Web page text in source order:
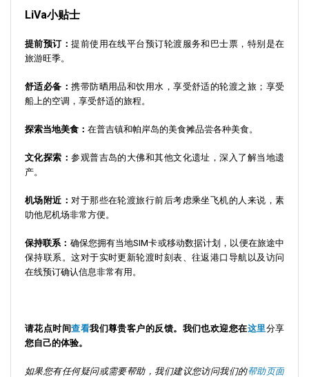
LiVa小贴士
提前预订：提前使用在线平台预订轮渡服务和巴士票，特别是在
旅游旺季。
舒适必备：携带防晒用品和饮用水，享受舒适的轮渡之旅；享受
船上的空调，享受舒适的旅程。
探索当地美食： 在普吉镇和帕岸岛的美食摊品尝各种美食。
文化探索：参观普吉岛的大佛和其他文化遗址，深入了解当地遗
产。
机场附近： 对于那些在轮渡旅行前后考虑乘坐飞机的人来说，素
叻他尼机场非常方便。
保持联系： 确保您拥有当地SIM卡或移动数据计划，以便在旅途中
保持联系。这对于实时更新轮渡时刻表、往返港口导航以及访问
在线预订确认信息非常有用。
请花点时间查看我们尊贵客户的反馈。我们也欢迎您在这里分享
您自己的体验。
如果您有任何疑问或需要帮助，我们建议您访问我们的帮助页面